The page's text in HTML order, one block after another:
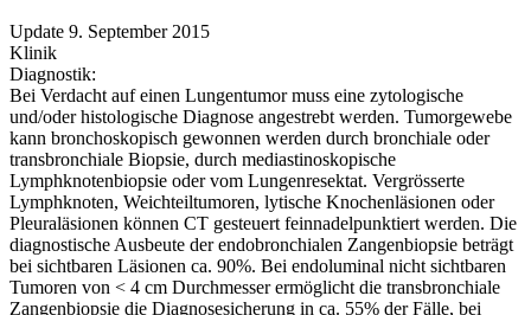
Update 9. September 2015
Klinik
Diagnostik:
Bei Verdacht auf einen Lungentumor muss eine zytologische
und/oder histologische Diagnose angestrebt werden. Tumorgewebe
kann bronchoskopisch gewonnen werden durch bronchiale oder
transbronchiale Biopsie, durch mediastinoskopische
Lymphknotenbiopsie oder vom Lungenresektat. Vergrösserte
Lymphknoten, Weichteiltumoren, lytische Knochenläsionen oder
Pleuraläsionen können CT gesteuert feinnadelpunktiert werden. Die
diagnostische Ausbeute der endobronchialen Zangenbiopsie beträgt
bei sichtbaren Läsionen ca. 90%. Bei endoluminal nicht sichtbaren
Tumoren von < 4 cm Durchmesser ermöglicht die transbronchiale
Zangenbiopsie die Diagnosesicherung in ca. 55% der Fälle, bei